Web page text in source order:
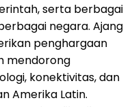
serta berbagai
negara. Ajang
penghargaan
mendorong
konektivitas, dan
Amerika Latin.